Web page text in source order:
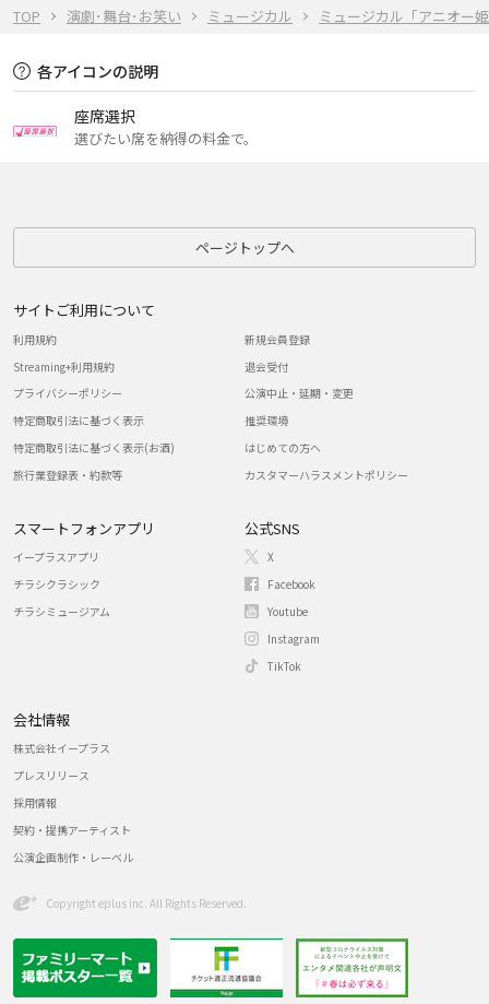
TOP 演劇･舞台･お笑い ミュージカル ミュージカル「アニオー
各アイコンの説明
座席選択
選びたい席を納得の料金で。
ページトップへ
サイトご利用について
利用規約
Streaming+利用規約
プライバシーポリシー
特定商取引法に基づく表示
特定商取引法に基づく表示(お酒)
旅行業登録表・約款等
新規会員登録
退会受付
公演中止・延期・変更
推奨環境
はじめての方へ
カスタマーハラスメントポリシー
スマートフォンアプリ
イープラスアプリ
チラシクラシック
チラシミュージアム
公式SNS
X
Facebook
Youtube
Instagram
TikTok
会社情報
株式会社イープラス
プレスリリース
採用情報
契約・提携アーティスト
公演企画制作・レーベル
Copyright eplus inc. All Rights Reserved.